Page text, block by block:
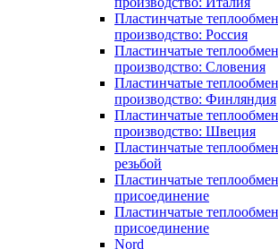
Пластинчатые
производство: Россия
Пластинчатые
производство: Словения
Пластинчатые
производство: Финляндия
Пластинчатые
производство: Швеция
Пластинчатые
резьбой
Пластинчатые
присоединение
Пластинчатые
присоединение
Nord